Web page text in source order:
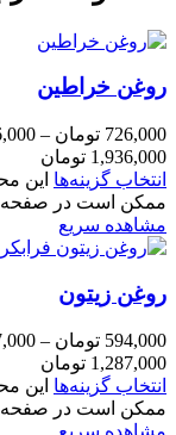
روغن خراطین
726,000 تومان –
1,936,000 تومان
انتخاب گزینه‌ها این
ممکن است در صفحه
مشاهده سریع
روغن زیتون
594,000 تومان –
1,287,000 تومان
انتخاب گزینه‌ها این
ممکن است در صفحه